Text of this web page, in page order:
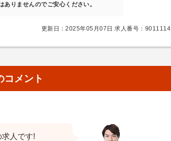
りませんのでご安心ください。
更新日：2025年05月07日 求人番号：9011114
コメント
人です!